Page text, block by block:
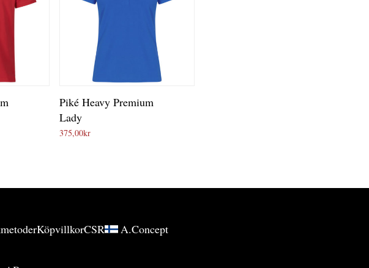
Piké Heavy Premium
Lady
375,00kr
KöpvillkorCSR A.Concept